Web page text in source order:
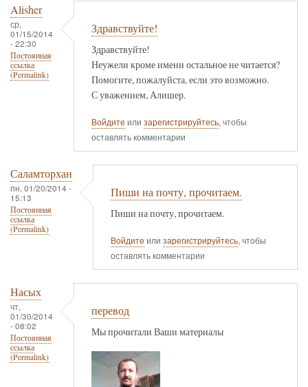
Alisher
ср,
01/15/2014
- 22:30
Постоянная
ссылка
(Permalink)
Здравствуйте!
Здравствуйте!
Неужели кроме имени остальное не читается?
Помогите, пожалуйста, если это возможно.
С уважением, Алишер.
Войдите или зарегистрируйтесь, чтобы
оставлять комментарии
Саламторхан
пн, 01/20/2014 -
15:13
Постоянная
ссылка
(Permalink)
Пиши на почту, прочитаем.
Пиши на почту, прочитаем.
Войдите или зарегистрируйтесь, чтобы
оставлять комментарии
Насых
чт,
01/30/2014
- 08:02
Постоянная
ссылка
(Permalink)
перевод
Мы прочитали Ваши материалы